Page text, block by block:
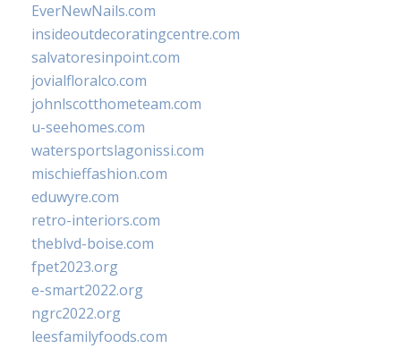
EverNewNails.com
insideoutdecoratingcentre.com
salvatoresinpoint.com
jovialfloralco.com
johnlscotthometeam.com
u-seehomes.com
watersportslagonissi.com
mischieffashion.com
eduwyre.com
retro-interiors.com
theblvd-boise.com
fpet2023.org
e-smart2022.org
ngrc2022.org
leesfamilyfoods.com